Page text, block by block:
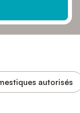
autorisés